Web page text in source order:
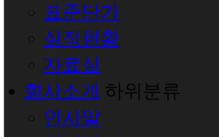
표준단가
실적현황
자료실
회사소개 하위분류
인사말